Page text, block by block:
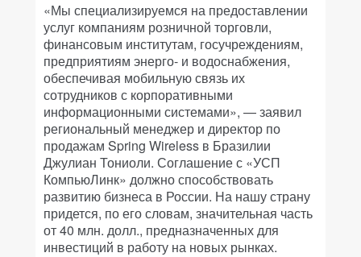
«Мы специализируемся на предоставлении
услуг компаниям розничной торговли,
финансовым институтам, госучреждениям,
предприятиям энерго- и водоснабжения,
обеспечивая мобильную связь их
сотрудников с корпоративными
информационными системами», — заявил
региональный менеджер и директор по
продажам Spring Wireless в Бразилии
Джулиан Тониоли. Соглашение с «УСП
КомпьюЛинк» должно способствовать
развитию бизнеса в России. На нашу страну
придется, по его словам, значительная часть
от 40 млн. долл., предназначенных для
инвестиций в работу на новых рынках.